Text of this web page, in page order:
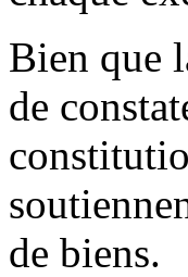
Bien que
de
de biens.